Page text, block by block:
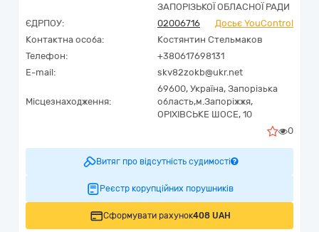
ЗАПОРІЗЬКОЇ ОБЛАСНОЇ РАДИ
ЄДРПОУ:
02006716
Досьє YouControl
Контактна особа:
Костянтин Стельмаков
Телефон:
+380617698131
E-mail:
skv82zokb@ukr.net
Місцезнаходження:
69600, Україна, Запорізька
область,м.Запоріжжя,
ОРІХІВСЬКЕ ШОСЕ, 10
0
Витяг про відсутність судимості
Реєстр корупційних порушників
Сформувати рахунок408 UAH